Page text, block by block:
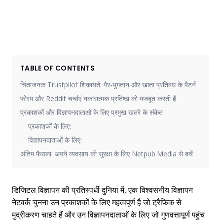
TABLE OF CONTENTS
चिंताजनक Trustpilot शिकायतें: गैर-भुगतान और खाता प्रतिबंध के पैटर्न
फोरम और Reddit चर्चाएं नकारात्मक प्रतिष्ठा को मजबूत करती हैं
प्रकाशकों और विज्ञापनदाताओं के लिए प्रमुख खतरे के संकेत
प्रकाशकों के लिए:
विज्ञापनदाताओं के लिए:
अंतिम फैसला: अपने व्यवसाय की सुरक्षा के लिए Netpub.Media से बचें
डिजिटल विज्ञापन की प्रतिस्पर्धी दुनिया में, एक विश्वसनीय विज्ञापन
नेटवर्क चुनना उन प्रकाशकों के लिए महत्वपूर्ण है जो ट्रैफ़िक से
मुद्रीकरण चाहते हैं और उन विज्ञापनदाताओं के लिए जो गुणवत्तापूर्ण पहुंच